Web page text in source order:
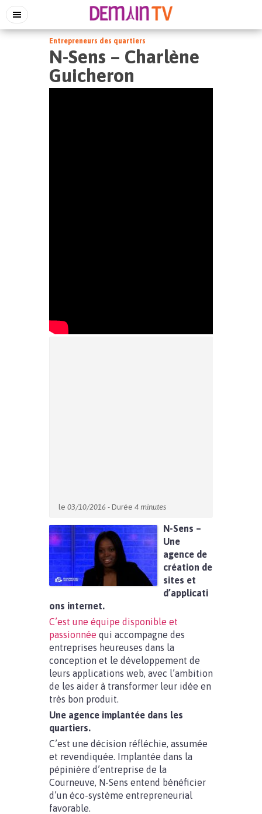
Entrepreneurs des quartiers
N-Sens – Charlène
Guicheron
le 03/10/2016 - Durée 4 minutes
N-Sens –
Une
agence de
création de
sites et
d’applicati
ons internet.
C’est une équipe disponible et
passionnée qui accompagne des
entreprises heureuses dans la
conception et le développement de
leurs applications web, avec l’ambition
de les aider à transformer leur idée en
très bon produit.
Une agence implantée dans les
quartiers.
C’est une décision réfléchie, assumée
et revendiquée. Implantée dans la
pépinière d’entreprise de la
Courneuve, N-Sens entend bénéficier
d’un éco-système entrepreneurial
favorable.